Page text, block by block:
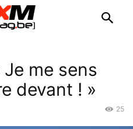
me sens
devant ! »
25